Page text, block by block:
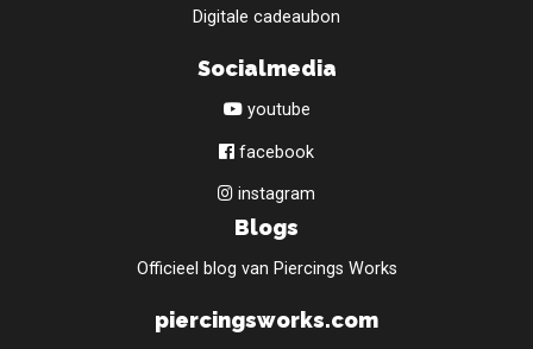
Digitale cadeaubon
Socialmedia
youtube
facebook
instagram
Blogs
Officieel blog van Piercings Works
piercingsworks.com